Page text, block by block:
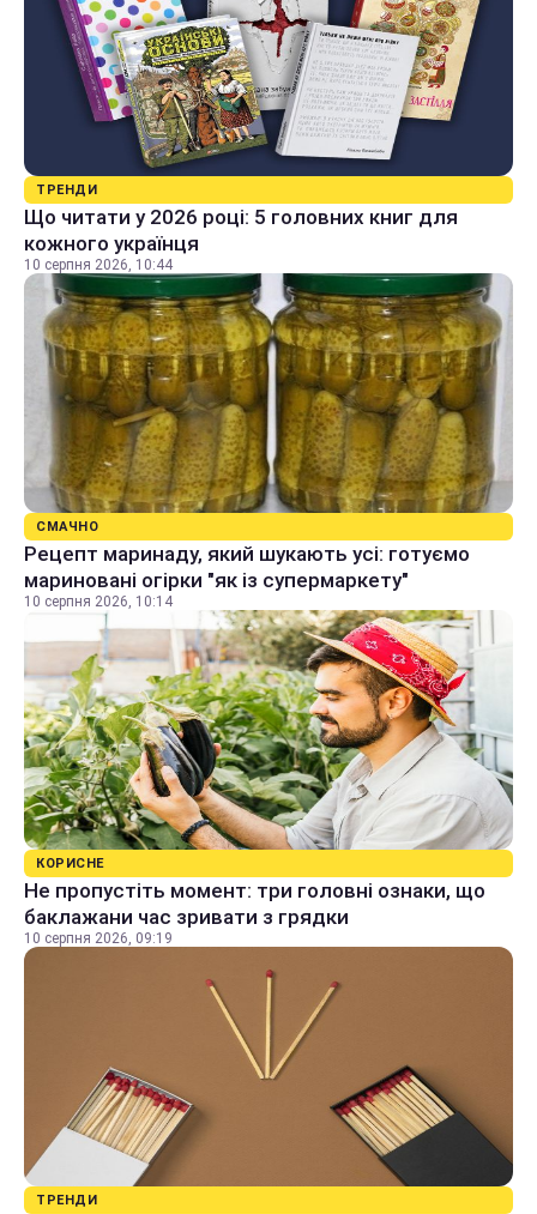
ТРЕНДИ
Що читати у 2026 році: 5 головних книг для
кожного українця
10 серпня 2026, 10:44
СМАЧНО
Рецепт маринаду, який шукають усі: готуємо
мариновані огірки "як із супермаркету"
10 серпня 2026, 10:14
КОРИСНЕ
Не пропустіть момент: три головні ознаки, що
баклажани час зривати з грядки
10 серпня 2026, 09:19
ТРЕНДИ